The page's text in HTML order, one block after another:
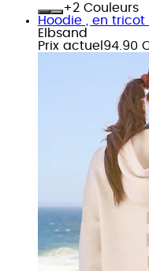
+
Couleurs
Hoodie , en
Elbsand
Prix actuel 94.90